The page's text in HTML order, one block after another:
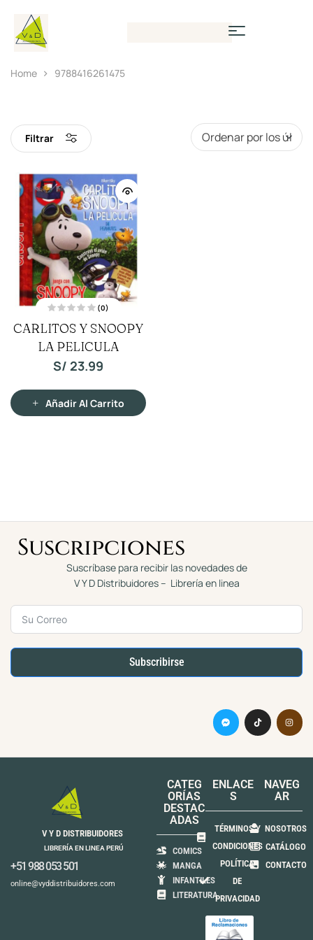
Home 9788416261475
Filtrar
a
l
o
r
o
0
(0)
CARLITOS Y SNOOPY
LA PELICULA
S/ 23.99
Añadir Al Carrito
Suscripciones
Suscríbase para recibir las novedades de
V Y D Distribuidores – Librería en linea
Subscribirse
V Y D DISTRIBUIDORES
LIBRERÍA EN LINEA PERÚ
+51 988 053 501
online@vyddistribuidores.com
CATEG
ORÍAS
DESTAC
ADAS
COMICS
MANGA
INFANTILES
LITERATURA
ENLACE
S
TÉRMINOS Y
CONDICIONES
POLÍTICA
DE
PRIVACIDAD
NAVEG
AR
NOSOTROS
CATÁLOGO
CONTACTO